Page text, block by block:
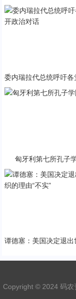
委内瑞拉代总统呼吁各
匈牙利第七所孔子
谭德塞：美国决定退出
Copyright © 2024 码农